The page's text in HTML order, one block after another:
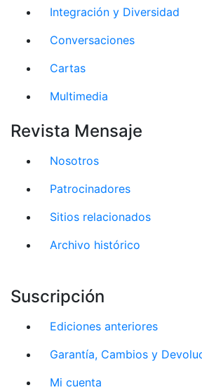
Integración y Diversidad
Conversaciones
Cartas
Multimedia
Revista Mensaje
Nosotros
Patrocinadores
Sitios relacionados
Archivo histórico
Suscripción
Ediciones anteriores
Garantía, Cambios y
Mi cuenta